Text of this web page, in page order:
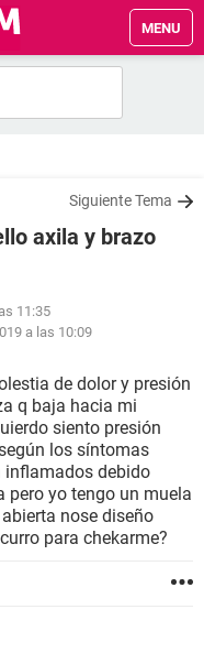
MENU
Siguiente Tema
axila y brazo
11:35
a las 10:09
de dolor y presión
q baja hacia mi
siento presión
los síntomas
debido
pero yo tengo un muela
nose diseño
para chekarme?